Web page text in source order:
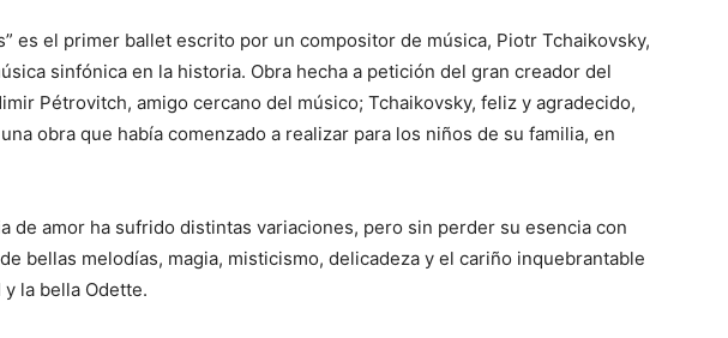
es el primer ballet escrito por un compositor de música, Piotr Tchaikovsky,
sinfónica en la historia. Obra hecha a petición del gran creador del
Pétrovitch, amigo cercano del músico; Tchaikovsky, feliz y agradecido,
obra que había comenzado a realizar para los niños de su familia, en
de amor ha sufrido distintas variaciones, pero sin perder su esencia con
bellas melodías, magia, misticismo, delicadeza y el cariño inquebrantable
la bella Odette.